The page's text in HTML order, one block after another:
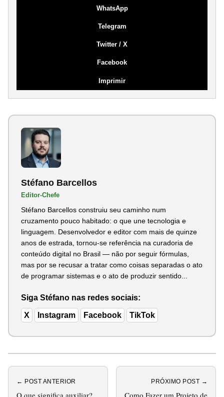
WhatsApp
Telegram
Twitter / X
Facebook
Imprimir
Stéfano Barcellos
Editor-Chefe
Stéfano Barcellos construiu seu caminho num
cruzamento pouco habitado: o que une tecnologia e
linguagem. Desenvolvedor e editor com mais de quinze
anos de estrada, tornou-se referência na curadoria de
conteúdo digital no Brasil — não por seguir fórmulas,
mas por se recusar a tratar como coisas separadas o ato
de programar sistemas e o ato de produzir sentido...
Siga Stéfano nas redes sociais:
X Instagram Facebook TikTok
← POST ANTERIOR
O que significa auxiliar?
PRÓXIMO POST →
Como Fazer um Projeto de